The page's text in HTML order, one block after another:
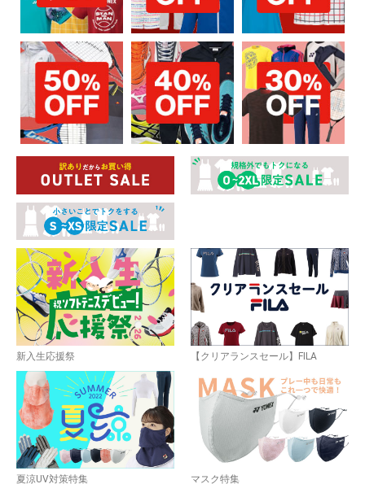
新入生応援祭 【クリアランスセール】FILA
夏涼UV対策特集 マスク特集